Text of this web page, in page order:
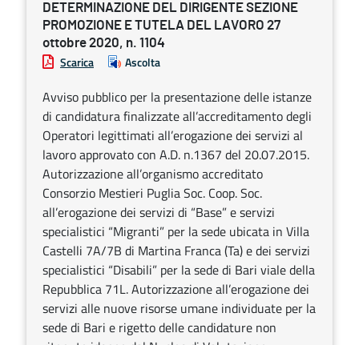
DETERMINAZIONE DEL DIRIGENTE SEZIONE
PROMOZIONE E TUTELA DEL LAVORO 27
ottobre 2020, n. 1104
Scarica Ascolta
Avviso pubblico per la presentazione delle istanze
di candidatura finalizzate all’accreditamento degli
Operatori legittimati all’erogazione dei servizi al
lavoro approvato con A.D. n.1367 del 20.07.2015.
Autorizzazione all’organismo accreditato
Consorzio Mestieri Puglia Soc. Coop. Soc.
all’erogazione dei servizi di “Base” e servizi
specialistici “Migranti” per la sede ubicata in Villa
Castelli 7A/7B di Martina Franca (Ta) e dei servizi
specialistici “Disabili” per la sede di Bari viale della
Repubblica 71L. Autorizzazione all’erogazione dei
servizi alle nuove risorse umane individuate per la
sede di Bari e rigetto delle candidature non